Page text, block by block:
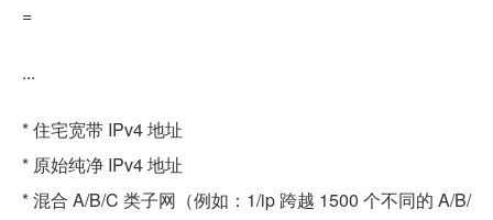
=
...
* 住宅宽带 IPv4 地址
* 原始纯净 IPv4 地址
* 混合 A/B/C 类子网（例如：1/ip 跨越 1500 个不同的 A/B/